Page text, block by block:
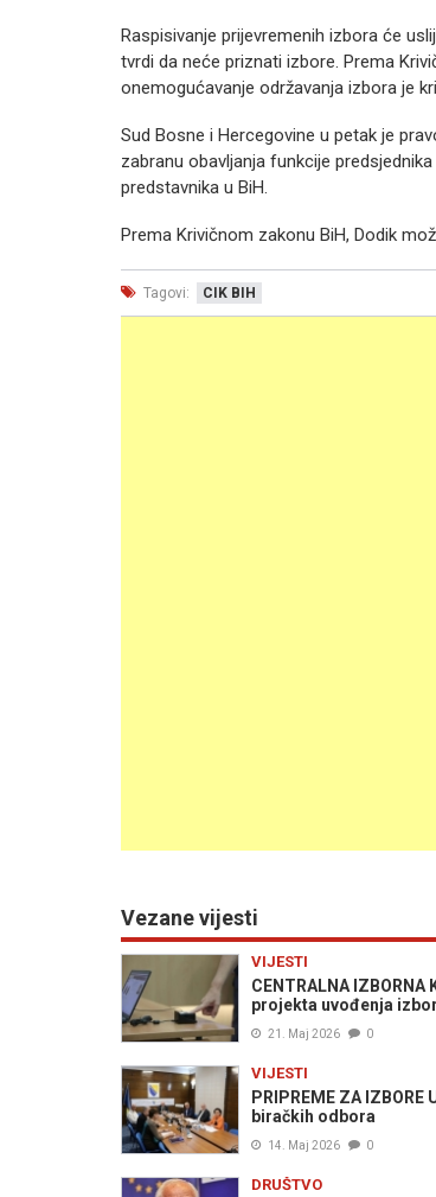
Raspisivanje prijevremenih izbora će
tvrdi da neće priznati izbore. Prema
onemogućavanje održavanja izbora je
Sud Bosne i Hercegovine u petak je
zabranu obavljanja funkcije
predstavnika u BiH.
Prema Krivičnom zakonu BiH, Dodik
Tagovi: CIK BIH
Vezane vijesti
VIJESTI
CENTRALNA
projekta uvođenja
21. Maj 2026 0
VIJESTI
PRIPREME ZA
biračkih odbora
14. Maj 2026 0
DRUŠTVO